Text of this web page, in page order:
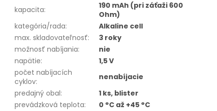
kapacita:
190 mAh (pri záťaži 600
Ohm)
kategória/rada:
Alkaline cell
max. skladovateľnosť:
3 roky
možnosť nabíjania:
nie
napätie:
1,5 V
počet nabíjacích
cyklov:
nenabíjacie
predajný obal:
1 ks, blister
prevádzková teplota:
0 °C až +45 °C